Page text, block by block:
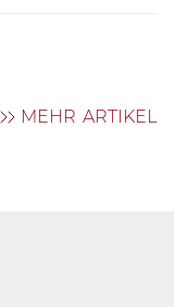
MEHR ARTIKEL